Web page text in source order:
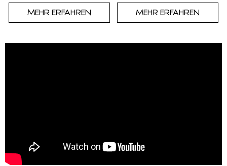
MEHR ERFAHREN MEHR ERFAHREN